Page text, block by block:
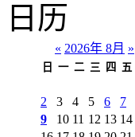
日历
« 2026年 8月 »
日 一 二 三 四 五
2
3 4 5 6 7
9
10 11 12 13 14